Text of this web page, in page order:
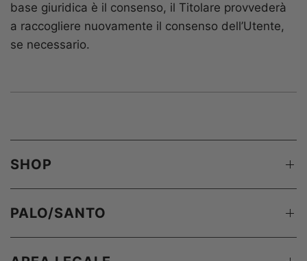
base giuridica è il consenso, il Titolare provvederà
a raccogliere nuovamente il consenso dell’Utente,
se necessario.
SHOP
PALO/SANTO